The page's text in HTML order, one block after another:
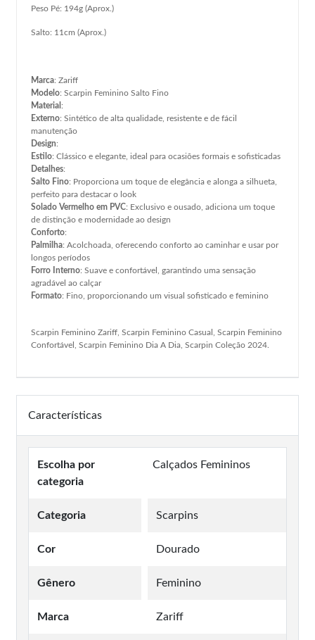
Peso Pé: 194g (Aprox.)
Salto: 11cm (Aprox.)
Marca: Zariff
Modelo: Scarpin Feminino Salto Fino
Material :
Externo: Sintético de alta qualidade, resistente e de fácil
manutenção
Design:
Estilo: Clássico e elegante, ideal para ocasiões formais e sofisticadas
Detalhes:
Salto Fino: Proporciona um toque de elegância e alonga a silhueta,
perfeito para destacar o look
Solado Vermelho em PVC: Exclusivo e ousado, adiciona um toque
de distinção e modernidade ao design
Conforto:
Palmilha: Acolchoada, oferecendo conforto ao caminhar e usar por
longos períodos
Forro Interno: Suave e confortável, garantindo uma sensação
agradável ao calçar
Formato: Fino, proporcionando um visual sofisticado e feminino
Scarpin Feminino Zariff, Scarpin Feminino Casual, Scarpin Feminino
Confortável, Scarpin Feminino Dia A Dia, Scarpin Coleção 2024.
Características
Escolha por
categoria
Calçados Femininos
Categoria Scarpins
Cor Dourado
Gênero Feminino
Marca Zariff